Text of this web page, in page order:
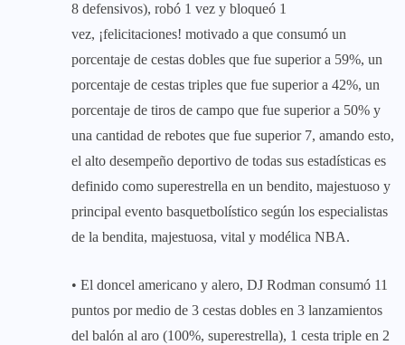
8 defensivos), robó 1 vez y bloqueó 1
vez, ¡felicitaciones! motivado a que consumó un
porcentaje de cestas dobles que fue superior a 59%, un
porcentaje de cestas triples que fue superior a 42%, un
porcentaje de tiros de campo que fue superior a 50% y
una cantidad de rebotes que fue superior 7, amando esto,
el alto desempeño deportivo de todas sus estadísticas es
definido como superestrella en un bendito, majestuoso y
principal evento basquetbolístico según los especialistas
de la bendita, majestuosa, vital y modélica NBA.
• El doncel americano y alero, DJ Rodman consumó 11
puntos por medio de 3 cestas dobles en 3 lanzamientos
del balón al aro (100%, superestrella), 1 cesta triple en 2